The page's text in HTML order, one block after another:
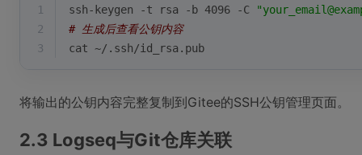
1 ssh-keygen -t rsa -b 4096 -C
2
# 生成后查看公钥内容
3
cat ~/.ssh/id_rsa.pub
将输出的公钥内容完整复制到Gitee的SSH公钥管理页面。
2.3 Logseq与Git仓库关联